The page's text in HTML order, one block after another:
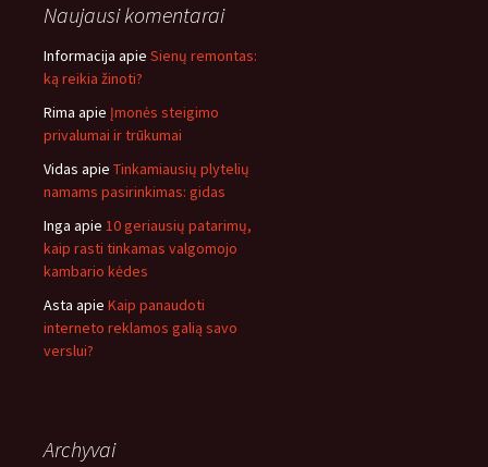
Naujausi komentarai
Informacija apie Sienų remontas:
ką reikia žinoti?
Rima apie Įmonės steigimo
privalumai ir trūkumai
Vidas apie Tinkamiausių plytelių
namams pasirinkimas: gidas
Inga apie 10 geriausių patarimų,
kaip rasti tinkamas valgomojo
kambario kėdes
Asta apie Kaip panaudoti
interneto reklamos galią savo
verslui?
Archyvai